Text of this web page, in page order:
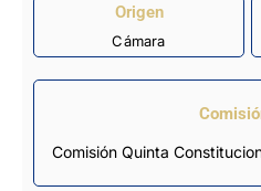
Origen
Cámara
Comisión Quinta